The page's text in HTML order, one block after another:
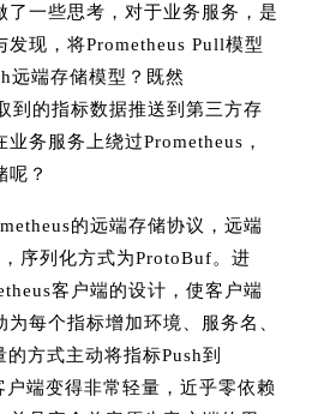
了一些思考，对于业务服务，是
发现，将Prometheus Pull模型
远端存储模型？既然
到的指标数据推送到第三方存
务服务上绕过Prometheus，
呢？
的远端存储协议，远端
序列化方式为ProtoBuf。进
客户端的设计，使客户端
每个指标增加环境、服务名、
方式主动将指标Push到
端变得非常轻量，近乎零依赖